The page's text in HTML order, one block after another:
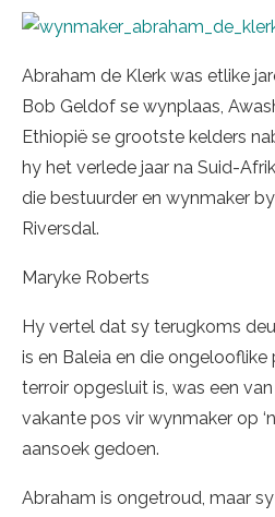
Abraham de Klerk was etlike
Bob Geldof se wynplaas,
Ethiopië se grootste kelders
hy het verlede jaar na Suid-
die bestuurder en wynmaker
Riversdal.
Maryke Roberts
Hy vertel dat sy terugkoms
is en Baleia en die
terroir opgesluit is, was een
vakante pos vir wynmaker op
aansoek gedoen.
Abraham is ongetroud, maar